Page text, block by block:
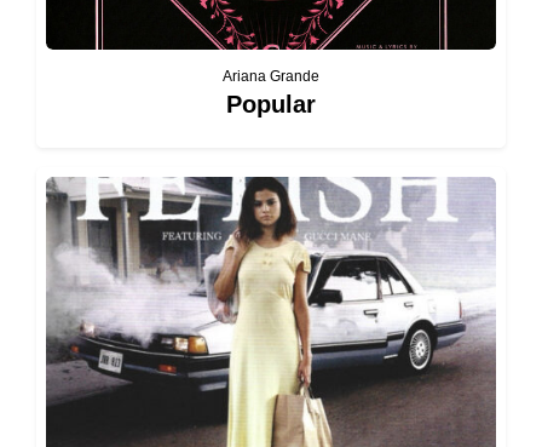
Ariana Grande
Popular